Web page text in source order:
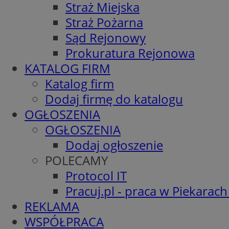
Straż Miejska
Straż Pożarna
Sąd Rejonowy
Prokuratura Rejonowa
KATALOG FIRM
Katalog firm
Dodaj firmę do katalogu
OGŁOSZENIA
OGŁOSZENIA
Dodaj ogłoszenie
POLECAMY
Protocol IT
Pracuj.pl - praca w
REKLAMA
WSPÓŁPRACA